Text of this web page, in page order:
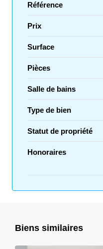
Référence
Prix
Surface
Pièces
Salle de bains
Type de bien
Statut de propriété
Honoraires
Biens similaires